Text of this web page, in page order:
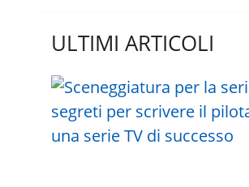
ULTIMI ARTICOLI